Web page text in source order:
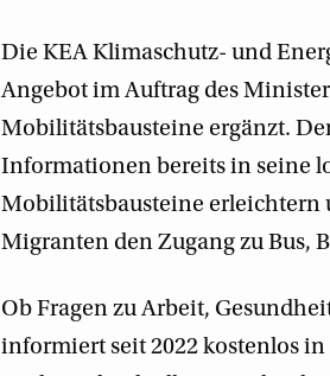
Die KEA Klimaschutz- und
Angebot im Auftrag des
Mobilitätsbausteine ergänzt.
Informationen bereits in seine
Mobilitätsbausteine erleichtern
Migranten den Zugang zu Bus,
Ob Fragen zu Arbeit,
informiert seit 2022 kostenlos in